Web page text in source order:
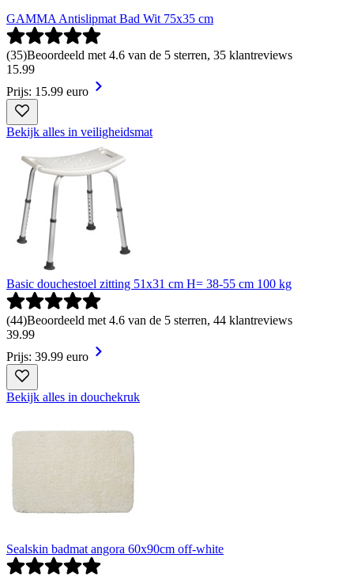
GAMMA Antislipmat Bad Wit 75x35 cm
(35)Beoordeeld met 4.6 van de 5 sterren, 35 klantreviews
15.99
Prijs: 15.99 euro
Bekijk alles in veiligheidsmat
Basic douchestoel zitting 51x31 cm H= 38-55 cm 100 kg
(44)Beoordeeld met 4.6 van de 5 sterren, 44 klantreviews
39.99
Prijs: 39.99 euro
Bekijk alles in douchekruk
Sealskin badmat angora 60x90cm off-white